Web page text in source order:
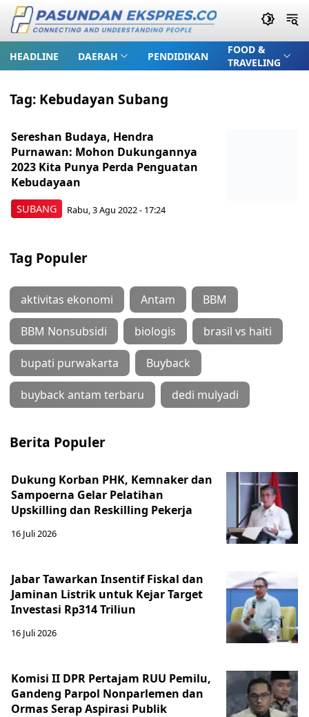
HEADLINE DAERAH PENDIDIKAN
FOOD &
TRAVELING
Tag: Kebudayan Subang
SUBANG
Sereshan Budaya, Hendra
Purnawan: Mohon Dukungannya
2023 Kita Punya Perda Penguatan
Kebudayaan
Rabu, 3 Agu 2022 - 17:24
Tag Populer
aktivitas ekonomi Antam BBM
BBM Nonsubsidi biologis brasil vs haiti
bupati purwakarta Buyback
buyback antam terbaru dedi mulyadi
Berita Populer
Dukung Korban PHK, Kemnaker dan
Sampoerna Gelar Pelatihan
Upskilling dan Reskilling Pekerja
16 Juli 2026
Jabar Tawarkan Insentif Fiskal dan
Jaminan Listrik untuk Kejar Target
Investasi Rp314 Triliun
16 Juli 2026
Komisi II DPR Pertajam RUU Pemilu,
Gandeng Parpol Nonparlemen dan
Ormas Serap Aspirasi Publik